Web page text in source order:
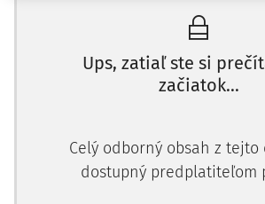
Žalobca na odôvodnenie žaloby
nadobudol za trvania manželstva
vlastníctva bytu mal len on. So
základe zmluvy o prevode vlastníctva
Ups, zatiaľ ste si
začiatok...
Celý odborný obsah z tejto
dostupný predplatiteľom